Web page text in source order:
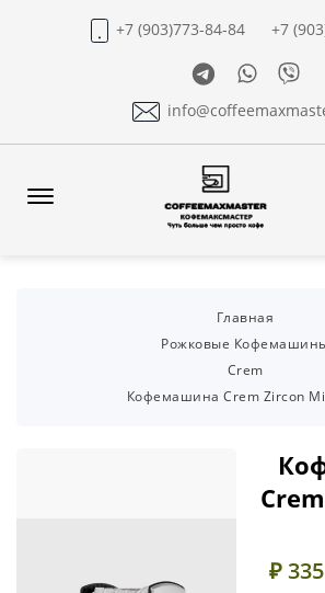
+7 (903)773-84-84
+7
TelegramWhatsapp
Главная
Рожковые
Crem
Кофемашина Crem Zircon
₽